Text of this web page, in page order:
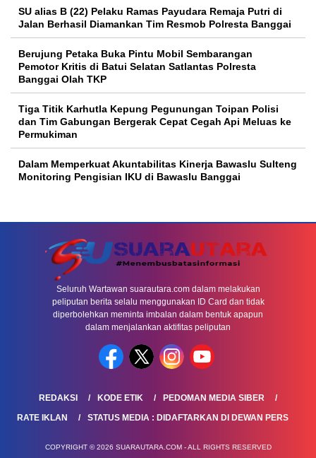
SU alias B (22) Pelaku Ramas Payudara Remaja Putri di
Jalan Berhasil Diamankan Tim Resmob Polresta Banggai
Berujung Petaka Buka Pintu Mobil Sembarangan
Pemotor Kritis di Batui Selatan Satlantas Polresta
Banggai Olah TKP
Tiga Titik Karhutla Kepung Pegunungan Toipan Polisi
dan Tim Gabungan Bergerak Cepat Cegah Api Meluas ke
Permukiman
Dalam Memperkuat Akuntabilitas Kinerja Bawaslu Sulteng
Monitoring Pengisian IKU di Bawaslu Banggai
Seluruh Wartawan suarautara.com dalam melakukan
peliputan berita selalu menggunakan ID Card dan tidak
diperbolehkan meminta imbalan dalam bentuk apapun
dalam menjalankan aktifitas peliputan
REDAKSI KODE ETIK
PEDOMAN MEDIA SIBER
RATE IKLAN
STATUS MEDIA : DIDAFTARKAN DI DEWAN PERS
COPYRIGHT © 2026 SUARAUTARA.COM - ALL RIGHTS RESERVED